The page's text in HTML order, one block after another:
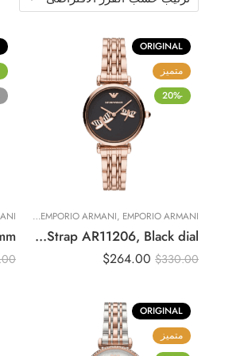
ORIGINAL
متميز
-20%
EMPORIO ARMANI , EMPORIO ARMANI
,ساعات
Original Emporio Armani Quartz Watch with Stainless Steel Strap AR11206, Black dial
$330.00
$264.00
ORIGINAL
متميز